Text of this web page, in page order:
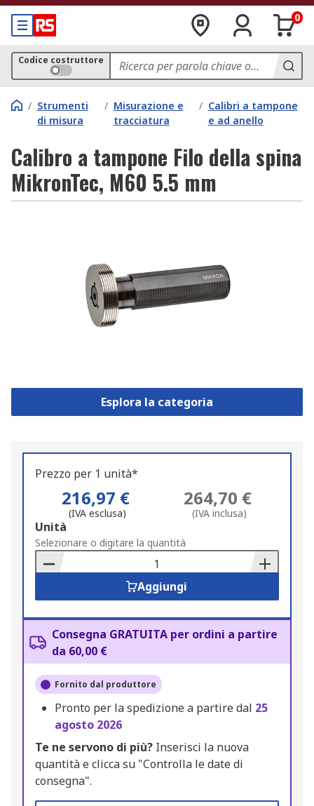
0
Codice costruttore
/ Strumenti
di misura
/ Misurazione e
tracciatura
/ Calibri a tampone
e ad anello
Calibro a tampone Filo della spina
MikronTec, M60 5.5 mm
Esplora la categoria
Prezzo per 1 unità*
216,97 €
(IVA esclusa)
264,70 €
(IVA inclusa)
Add
to
Basket
Unità
Selezionare o digitare la quantità
Aggiungi
Consegna GRATUITA per ordini a partire
da 60,00 €
Fornito dal produttore
Pronto per la spedizione a partire dal 25
agosto 2026
Te ne servono di più? Inserisci la nuova
quantità e clicca su "Controlla le date di
consegna".